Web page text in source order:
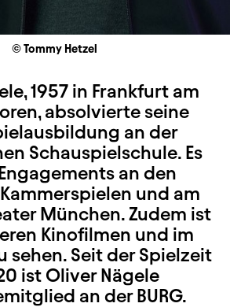
© Tommy Hetzel
1957 in Frankfurt am
absolvierte seine
an der
Schauspielschule. Es
an den
und am
München. Zudem ist
Kinofilmen und im
sehen. Seit der Spielzeit
ist Oliver Nägele
an der BURG.